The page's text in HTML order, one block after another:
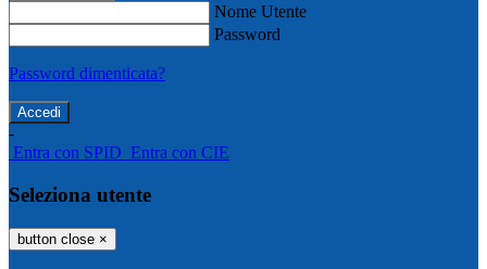
Nome Utente
Password
Password dimenticata?
-
Entra con SPID Entra con CIE
Seleziona utente
button close ×